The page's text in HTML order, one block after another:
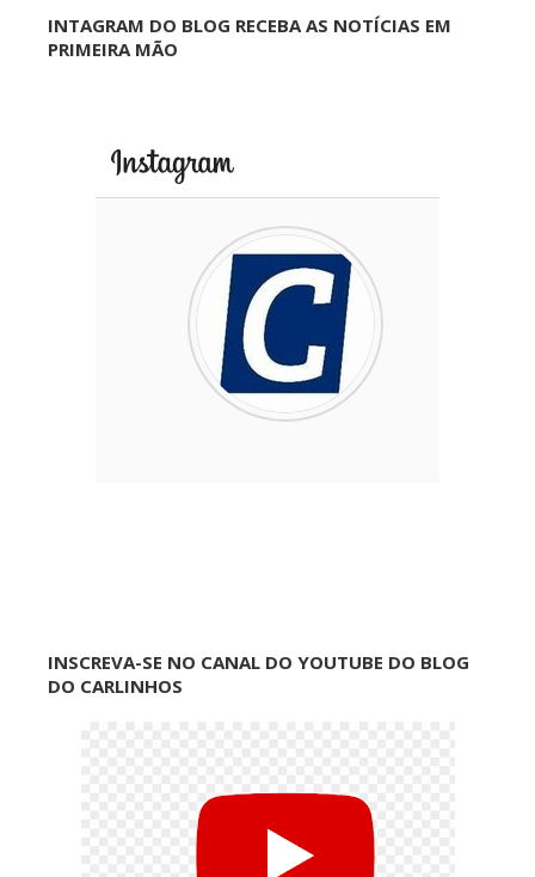
INTAGRAM DO BLOG RECEBA AS NOTÍCIAS EM
PRIMEIRA MÃO
INSCREVA-SE NO CANAL DO YOUTUBE DO BLOG
DO CARLINHOS